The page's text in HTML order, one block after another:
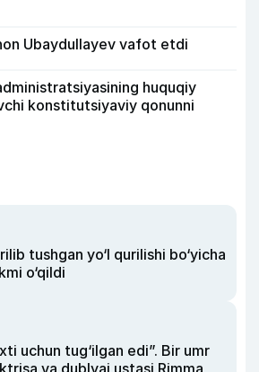
Ubaydullayev vafot etdi
huquqiy
konstitutsiyaviy qonunni
tushgan yo‘l qurilishi bo‘yicha
o‘qildi
uchun tug‘ilgan edi”. Bir umr